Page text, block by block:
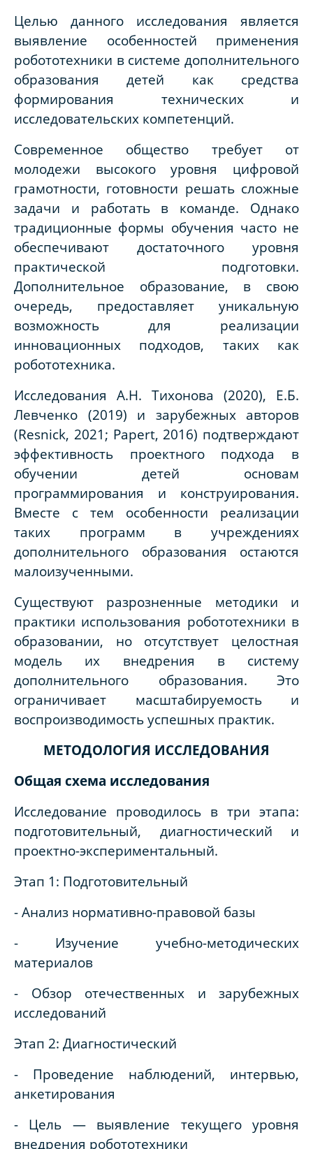
Целью данного исследования является
выявление особенностей применения
робототехники в системе дополнительного
образования детей как средства
формирования технических и
исследовательских компетенций.
Современное общество требует от
молодежи высокого уровня цифровой
грамотности, готовности решать сложные
задачи и работать в команде. Однако
традиционные формы обучения часто не
обеспечивают достаточного уровня
практической подготовки.
Дополнительное образование, в свою
очередь, предоставляет уникальную
возможность для реализации
инновационных подходов, таких как
робототехника.
Исследования А.Н. Тихонова (2020), Е.Б.
Левченко (2019) и зарубежных авторов
(Resnick, 2021; Papert, 2016) подтверждают
эффективность проектного подхода в
обучении детей основам
программирования и конструирования.
Вместе с тем особенности реализации
таких программ в учреждениях
дополнительного образования остаются
малоизученными.
Существуют разрозненные методики и
практики использования робототехники в
образовании, но отсутствует целостная
модель их внедрения в систему
дополнительного образования. Это
ограничивает масштабируемость и
воспроизводимость успешных практик.
МЕТОДОЛОГИЯ ИССЛЕДОВАНИЯ
Общая схема исследования
Исследование проводилось в три этапа:
подготовительный, диагностический и
проектно-экспериментальный.
Этап 1: Подготовительный
- Анализ нормативно-правовой базы
- Изучение учебно-методических
материалов
- Обзор отечественных и зарубежных
исследований
Этап 2: Диагностический
- Проведение наблюдений, интервью,
анкетирования
- Цель — выявление текущего уровня
внедрения робототехники